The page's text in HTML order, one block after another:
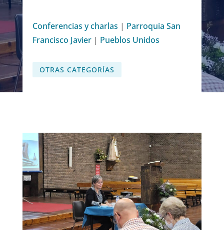
Conferencias y charlas | Parroquia San
Francisco Javier| Pueblos Unidos
OTRAS CATEGORÍAS